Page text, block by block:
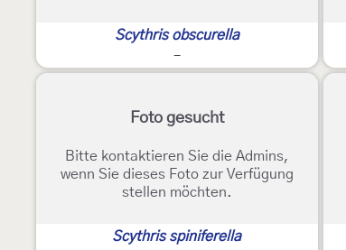
Scythris obscurella
-
Foto gesucht
Bitte kontaktieren Sie die Admins,
wenn Sie dieses Foto zur Verfügung
stellen möchten.
Scythris spiniferella